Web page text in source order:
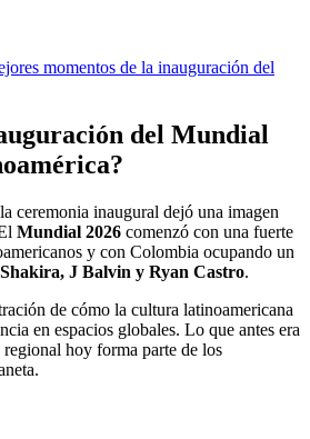
momentos de la inauguración del
del Mundial
ceremonia inaugural dejó una imagen
Mundial 2026 comenzó con una fuerte
y con Colombia ocupando un
Shakira, J Balvin y Ryan Castro.
de cómo la cultura latinoamericana
en espacios globales. Lo que antes era
hoy forma parte de los